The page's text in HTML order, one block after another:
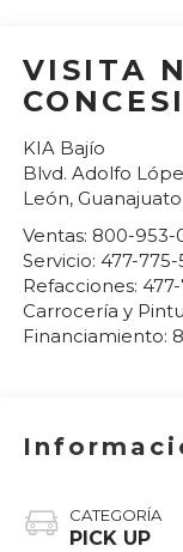
VISITA
KIA Bajío
Blvd. Adolfo
León, Guanajuato
Ventas: 800-953-
Servicio: 477-
Refacciones:
Carrocería y
Financiamiento:
CATEGORÍA
PICK UP